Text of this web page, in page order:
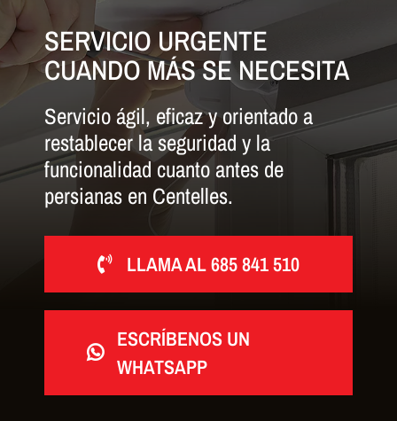
SERVICIO URGENTE
CUANDO MÁS SE NECESITA
Servicio ágil, eficaz y orientado a
restablecer la seguridad y la
funcionalidad cuanto antes de
persianas en Centelles.
LLAMA AL 685 841 510
ESCRÍBENOS UN
WHATSAPP